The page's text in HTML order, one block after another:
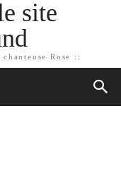
site
Rose ::